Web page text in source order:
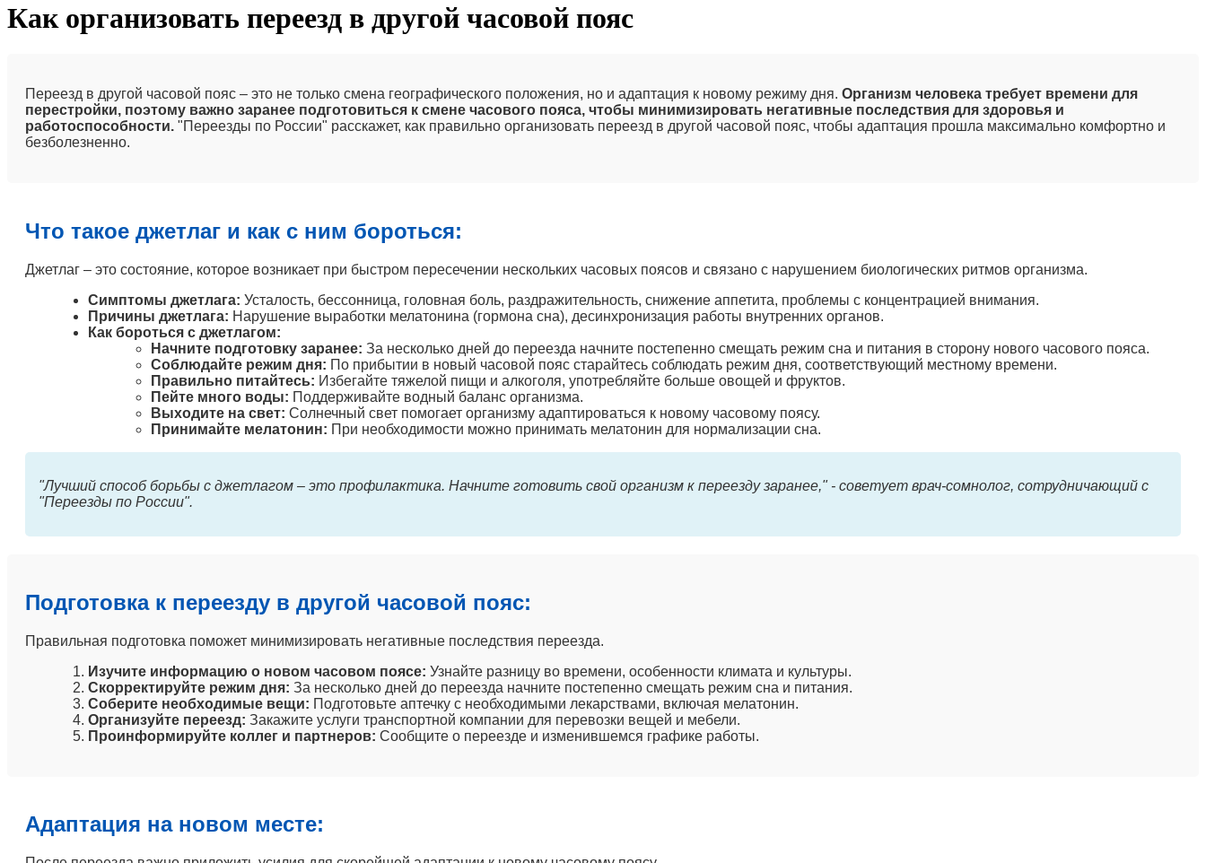
Как организовать переезд в другой часовой пояс
Переезд в другой часовой пояс – это не только смена географического положения, но и адаптация к новому режиму дня. Организм человека требует времени для
перестройки, поэтому важно заранее подготовиться к смене часового пояса, чтобы минимизировать негативные последствия для здоровья и
работоспособности. "Переезды по России" расскажет, как правильно организовать переезд в другой часовой пояс, чтобы адаптация прошла максимально комфортно и
безболезненно.
Что такое джетлаг и как с ним бороться:
Джетлаг – это состояние, которое возникает при быстром пересечении нескольких часовых поясов и связано с нарушением биологических ритмов организма.
Симптомы джетлага: Усталость, бессонница, головная боль, раздражительность, снижение аппетита, проблемы с концентрацией внимания.
Причины джетлага: Нарушение выработки мелатонина (гормона сна), десинхронизация работы внутренних органов.
Как бороться с джетлагом:
Начните подготовку заранее: За несколько дней до переезда начните постепенно смещать режим сна и питания в сторону нового часового пояса.
Соблюдайте режим дня: По прибытии в новый часовой пояс старайтесь соблюдать режим дня, соответствующий местному времени.
Правильно питайтесь: Избегайте тяжелой пищи и алкоголя, употребляйте больше овощей и фруктов.
Пейте много воды: Поддерживайте водный баланс организма.
Выходите на свет: Солнечный свет помогает организму адаптироваться к новому часовому поясу.
Принимайте мелатонин: При необходимости можно принимать мелатонин для нормализации сна.
"Лучший способ борьбы с джетлагом – это профилактика. Начните готовить свой организм к переезду заранее," - советует врач-сомнолог, сотрудничающий с
"Переезды по России".
Подготовка к переезду в другой часовой пояс:
Правильная подготовка поможет минимизировать негативные последствия переезда.
Изучите информацию о новом часовом поясе: Узнайте разницу во времени, особенности климата и культуры.
Скорректируйте режим дня: За несколько дней до переезда начните постепенно смещать режим сна и питания.
Соберите необходимые вещи: Подготовьте аптечку с необходимыми лекарствами, включая мелатонин.
Организуйте переезд: Закажите услуги транспортной компании для перевозки вещей и мебели.
Проинформируйте коллег и партнеров: Сообщите о переезде и изменившемся графике работы.
Адаптация на новом месте: